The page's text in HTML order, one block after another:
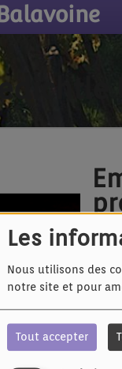
Les
Nous utilisons des
notre site et pour
Tout accepter